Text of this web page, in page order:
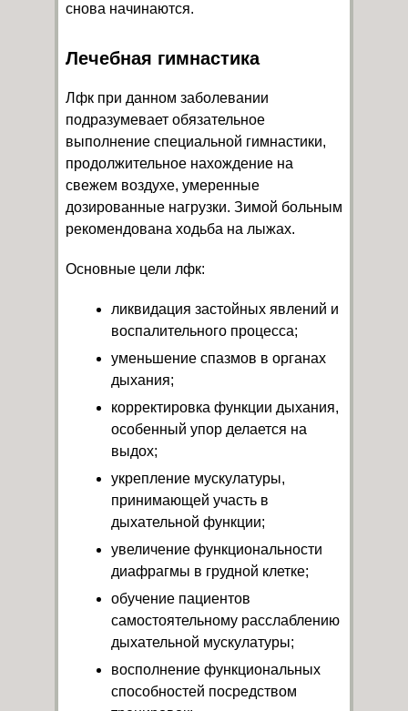
снова начинаются.
Лечебная гимнастика
Лфк при данном заболевании
подразумевает обязательное
выполнение специальной гимнастики,
продолжительное нахождение на
свежем воздухе, умеренные
дозированные нагрузки. Зимой больным
рекомендована ходьба на лыжах.
Основные цели лфк:
ликвидация застойных явлений и
воспалительного процесса;
уменьшение спазмов в органах
дыхания;
корректировка функции дыхания,
особенный упор делается на
выдох;
укрепление мускулатуры,
принимающей участь в
дыхательной функции;
увеличение функциональности
диафрагмы в грудной клетке;
обучение пациентов
самостоятельному расслаблению
дыхательной мускулатуры;
восполнение функциональных
способностей посредством